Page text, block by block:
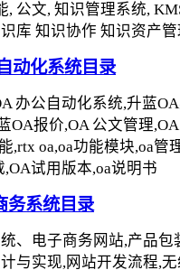
公文, 知识管理系统,
库 知识协作 知识资产
动化系统目录
办公自动化系统,升蓝
OA报价,OA 公文管理
,rtx oa,oa功能模块,oa管
,OA试用版本,oa说明书
务系统目录
、电子商务网站,产品包
与实现,网站开发流程,